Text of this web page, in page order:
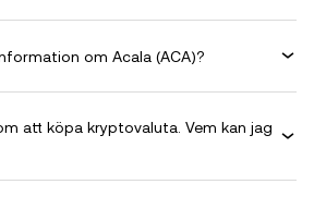
om Acala (ACA)?
att köpa kryptovaluta. Vem kan jag